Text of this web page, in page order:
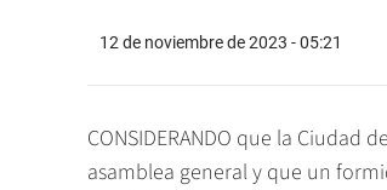
12 de noviembre de 2023 - 05:21
CONSIDERANDO que la Ciudad
asamblea general y que un